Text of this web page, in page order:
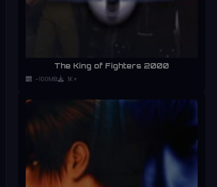
The King of Fighters 2000
~100MB 1K+